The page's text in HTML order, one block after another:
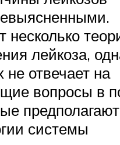
несколько
лейкоза,
не отвечает на
вопросы в
системы